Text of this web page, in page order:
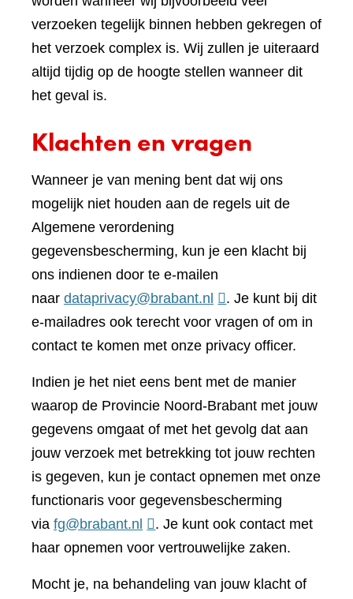
verzoeken tegelijk binnen hebben gekregen of
het verzoek complex is. Wij zullen je uiteraard
altijd tijdig op de hoogte stellen wanneer dit
het geval is.
Klachten en vragen
Wanneer je van mening bent dat wij ons
mogelijk niet houden aan de regels uit de
Algemene verordening
gegevensbescherming, kun je een klacht bij
ons indienen door te e-mailen
naar dataprivacy@brabant.nl
. Je kunt bij dit
e-mailadres ook terecht voor vragen of om in
contact te komen met onze privacy officer.
Indien je het niet eens bent met de manier
waarop de Provincie Noord-Brabant met jouw
gegevens omgaat of met het gevolg dat aan
jouw verzoek met betrekking tot jouw rechten
is gegeven, kun je contact opnemen met onze
functionaris voor gegevensbescherming
via fg@brabant.nl
. Je kunt ook contact met
haar opnemen voor vertrouwelijke zaken.
Mocht je, na behandeling van jouw klacht of